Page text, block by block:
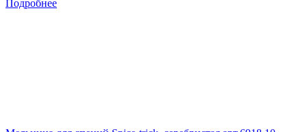
Подробнее